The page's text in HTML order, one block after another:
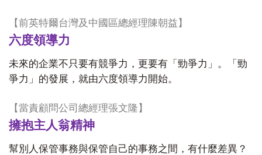
【前英特爾台灣及中國區總經理陳朝益 】
六度領導力
未來的企業不只要有競爭力，更要有「勁爭力」。「勁
爭力」的發展，就由六度領導力開始。
【當責顧問公司總經理張文隆 】
擁抱主人翁精神
幫別人保管事務與保管自己的事務之間，有什麼差異？